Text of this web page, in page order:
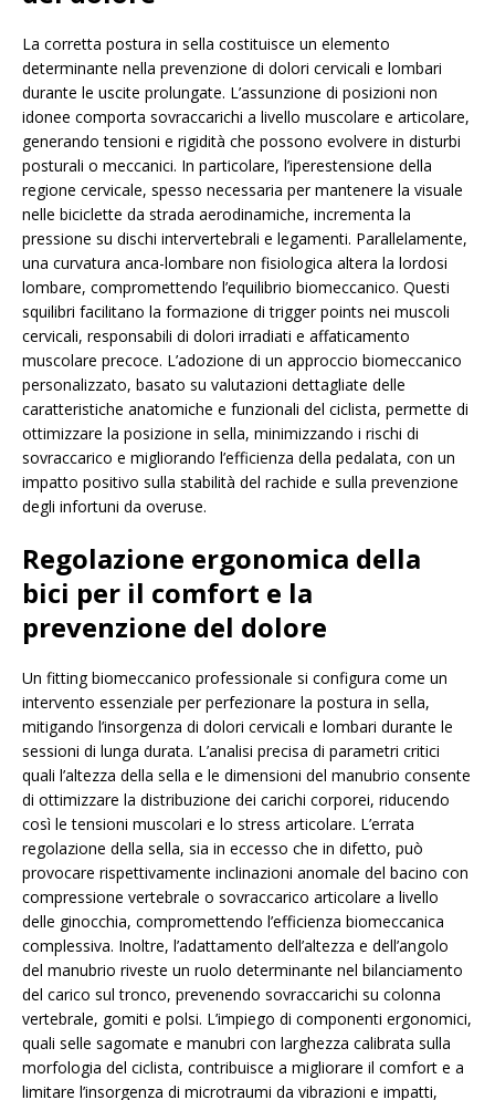
La corretta postura in sella costituisce un elemento
determinante nella prevenzione di dolori cervicali e lombari
durante le uscite prolungate. L’assunzione di posizioni non
idonee comporta sovraccarichi a livello muscolare e articolare,
generando tensioni e rigidità che possono evolvere in disturbi
posturali o meccanici. In particolare, l’iperestensione della
regione cervicale, spesso necessaria per mantenere la visuale
nelle biciclette da strada aerodinamiche, incrementa la
pressione su dischi intervertebrali e legamenti. Parallelamente,
una curvatura anca-lombare non fisiologica altera la lordosi
lombare, compromettendo l’equilibrio biomeccanico. Questi
squilibri facilitano la formazione di trigger points nei muscoli
cervicali, responsabili di dolori irradiati e affaticamento
muscolare precoce. L’adozione di un approccio biomeccanico
personalizzato, basato su valutazioni dettagliate delle
caratteristiche anatomiche e funzionali del ciclista, permette di
ottimizzare la posizione in sella, minimizzando i rischi di
sovraccarico e migliorando l’efficienza della pedalata, con un
impatto positivo sulla stabilità del rachide e sulla prevenzione
degli infortuni da overuse.
Regolazione ergonomica della
bici per il comfort e la
prevenzione del dolore
Un fitting biomeccanico professionale si configura come un
intervento essenziale per perfezionare la postura in sella,
mitigando l’insorgenza di dolori cervicali e lombari durante le
sessioni di lunga durata. L’analisi precisa di parametri critici
quali l’altezza della sella e le dimensioni del manubrio consente
di ottimizzare la distribuzione dei carichi corporei, riducendo
così le tensioni muscolari e lo stress articolare. L’errata
regolazione della sella, sia in eccesso che in difetto, può
provocare rispettivamente inclinazioni anomale del bacino con
compressione vertebrale o sovraccarico articolare a livello
delle ginocchia, compromettendo l’efficienza biomeccanica
complessiva. Inoltre, l’adattamento dell’altezza e dell’angolo
del manubrio riveste un ruolo determinante nel bilanciamento
del carico sul tronco, prevenendo sovraccarichi su colonna
vertebrale, gomiti e polsi. L’impiego di componenti ergonomici,
quali selle sagomate e manubri con larghezza calibrata sulla
morfologia del ciclista, contribuisce a migliorare il comfort e a
limitare l’insorgenza di microtraumi da vibrazioni e impatti,